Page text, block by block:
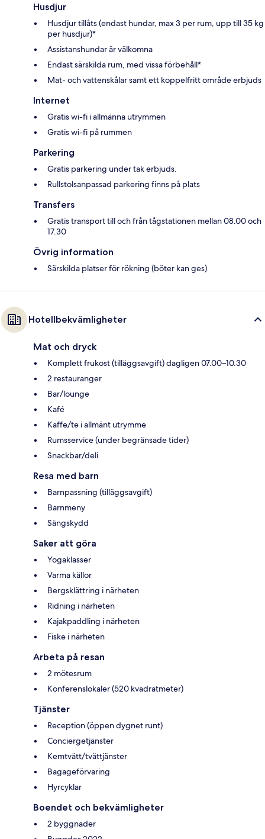
Husdjur
Husdjur tillåts (endast hundar, max 3 per rum, upp till 35 kg
per husdjur)*
Assistanshundar är välkomna
Endast särskilda rum, med vissa förbehåll*
Mat- och vattenskålar samt ett koppelfritt område erbjuds
Internet
Gratis wi-fi i allmänna utrymmen
Gratis wi-fi på rummen
Parkering
Gratis parkering under tak erbjuds.
Rullstolsanpassad parkering finns på plats
Transfers
Gratis transport till och från tågstationen mellan 08.00 och
17.30
Övrig information
Särskilda platser för rökning (böter kan ges)
Hotellbekvämligheter
Mat och dryck
Komplett frukost (tilläggsavgift) dagligen 07.00–10.30
2 restauranger
Bar/lounge
Kafé
Kaffe/te i allmänt utrymme
Rumsservice (under begränsade tider)
Snackbar/deli
Resa med barn
Barnpassning (tilläggsavgift)
Barnmeny
Sängskydd
Saker att göra
Yogaklasser
Varma källor
Bergsklättring i närheten
Ridning i närheten
Kajakpaddling i närheten
Fiske i närheten
Arbeta på resan
2 mötesrum
Konferenslokaler (520 kvadratmeter)
Tjänster
Reception (öppen dygnet runt)
Conciergetjänster
Kemtvätt/tvättjänster
Bagageförvaring
Hyrcyklar
Boendet och bekvämligheter
2 byggnader